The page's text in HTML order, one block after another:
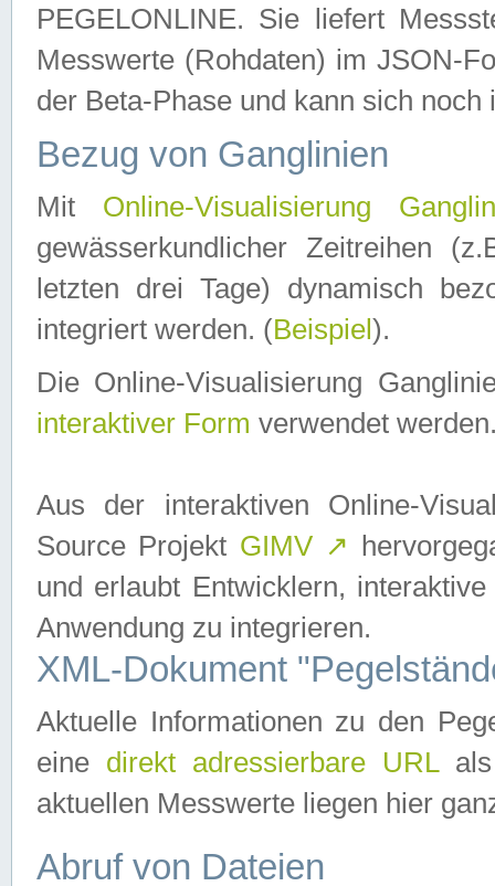
PEGELONLINE. Sie liefert
Messwerte (Rohdaten) im JSON-
der Beta-Phase und kann sich noch
Bezug von Ganglinien
Mit Online-Visualisierung
gewässerkundlicher Zeitreihen
letzten drei Tage) dynamisch
integriert werden. (Beispiel ).
Die Online-Visualisierung
interaktiver Form verwendet
Aus der interaktiven Online-
Source Projekt GIMV ↗
und erlaubt Entwicklern,
Anwendung zu integrieren.
XML-Dokument
Aktuelle Informationen zu den
eine direkt adressierbare URLals
aktuellen Messwerte liegen hier
Abruf von Dateien